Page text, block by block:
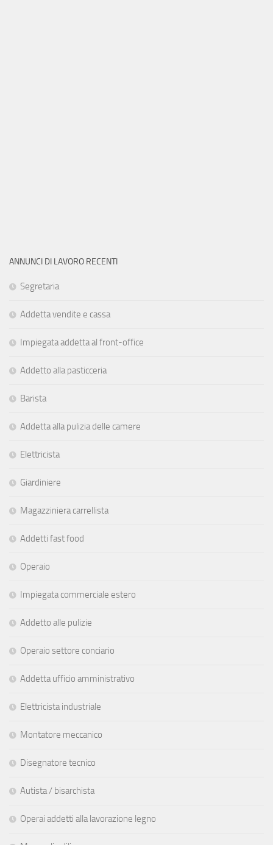
ANNUNCI DI LAVORO RECENTI
Segretaria
Addetta vendite e cassa
Impiegata addetta al front-office
Addetto alla pasticceria
Barista
Addetta alla pulizia delle camere
Elettricista
Giardiniere
Magazziniera carrellista
Addetti fast food
Operaio
Impiegata commerciale estero
Addetto alle pulizie
Operaio settore conciario
Addetta ufficio amministrativo
Elettricista industriale
Montatore meccanico
Disegnatore tecnico
Autista / bisarchista
Operai addetti alla lavorazione legno